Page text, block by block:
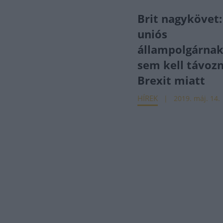
Brit nagykövet:
uniós
állampolgárnak
sem kell
Brexit miatt
HÍREK 2019. máj. 14.